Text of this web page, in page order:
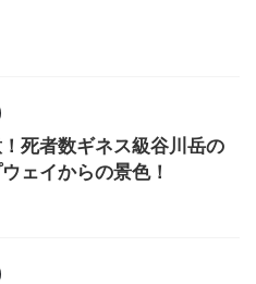
死者数ギネス級谷川岳の
ェイからの景色！